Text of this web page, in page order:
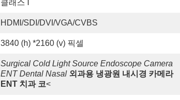
클래스 I
HDMI/SDI/DVI/VGA/CVBS
3840 (h) *2160 (v) 픽셀
Surgical Cold Light Source Endoscope Camera
ENT Dental Nasal 외과용 냉광원 내시경 카메라
ENT 치과 코<